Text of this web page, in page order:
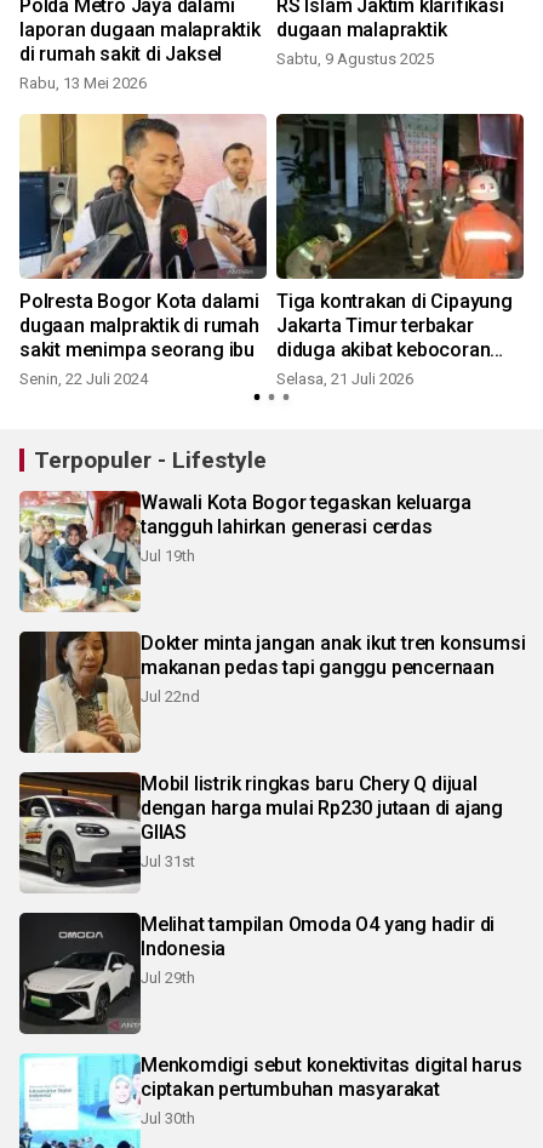
Polda Metro Jaya dalami
laporan dugaan malapraktik
di rumah sakit di Jaksel
Rabu, 13 Mei 2026
RS Islam Jaktim klarifikasi
dugaan malapraktik
Sabtu, 9 Agustus 2025
Polresta Bogor Kota dalami
dugaan malpraktik di rumah
sakit menimpa seorang ibu
Senin, 22 Juli 2024
Tiga kontrakan di Cipayung
Jakarta Timur terbakar
diduga akibat kebocoran
gas
Selasa, 21 Juli 2026
Terpopuler - Lifestyle
Wawali Kota Bogor tegaskan keluarga
tangguh lahirkan generasi cerdas
Jul 19th
Dokter minta jangan anak ikut tren konsumsi
makanan pedas tapi ganggu pencernaan
Jul 22nd
Mobil listrik ringkas baru Chery Q dijual
dengan harga mulai Rp230 jutaan di ajang
GIIAS
Jul 31st
Melihat tampilan Omoda O4 yang hadir di
Indonesia
Jul 29th
Menkomdigi sebut konektivitas digital harus
ciptakan pertumbuhan masyarakat
Jul 30th